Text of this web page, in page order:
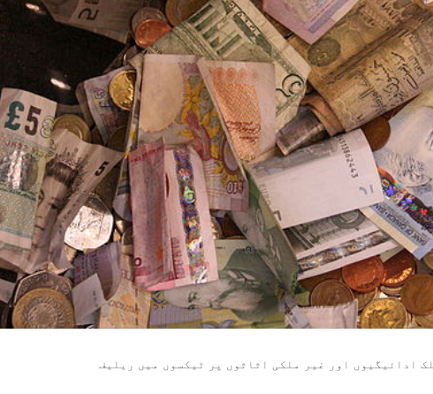
ادائیگیوں اور غیر ملکی اثاثوں پر ٹیکسوں میں ریلیف